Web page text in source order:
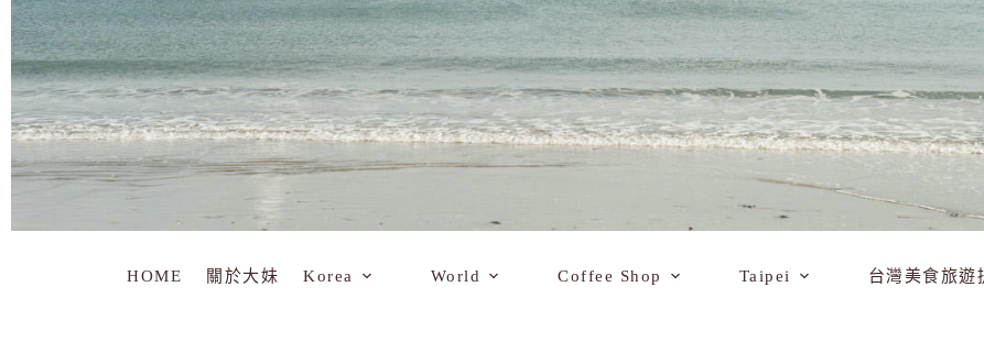
HOME 關於大妹 Korea World Coffee Shop Taipei 台灣美食旅遊